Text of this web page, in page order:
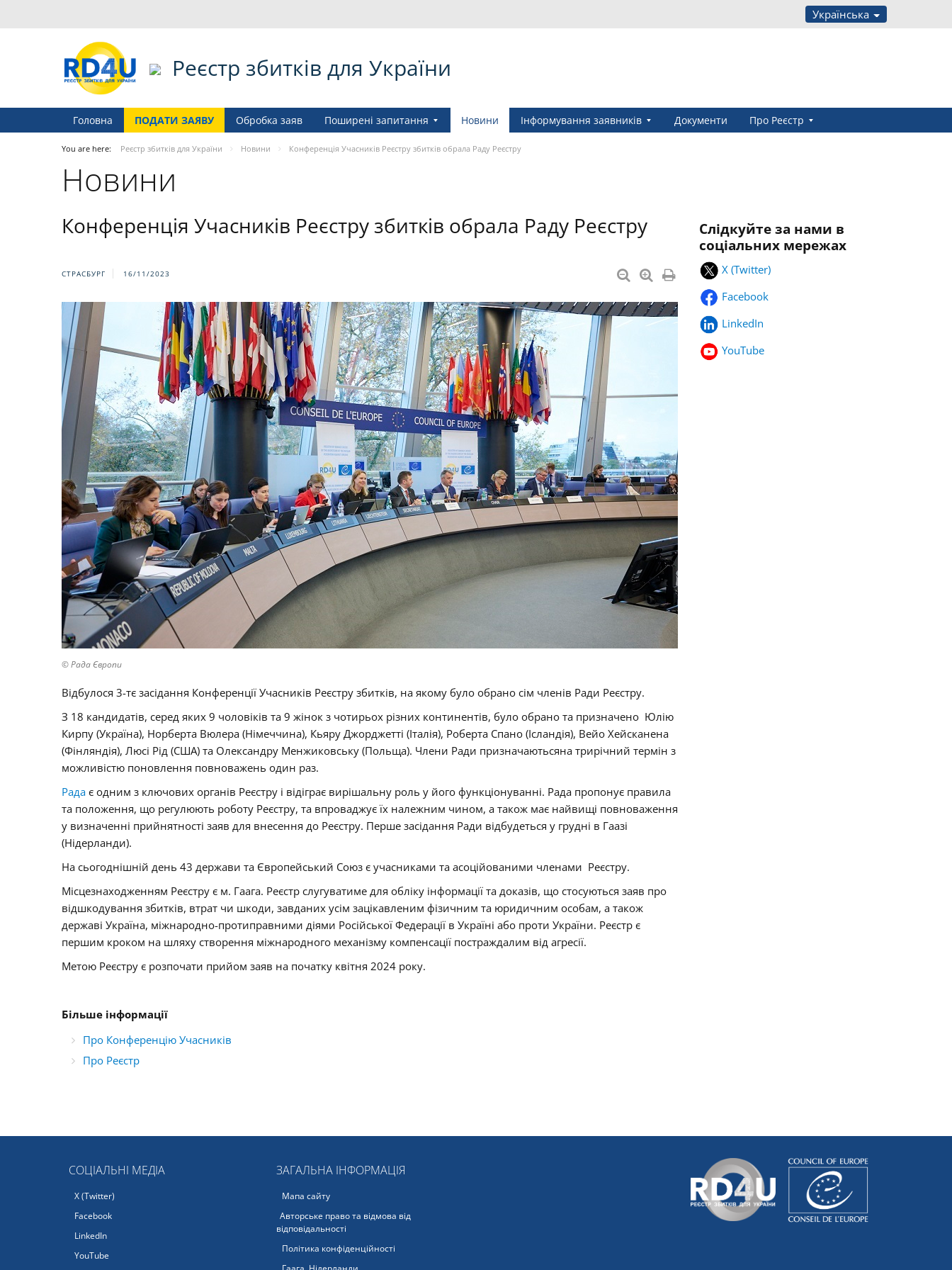
Українська
Реєстр збитків для України
Головна ПОДАТИ ЗАЯВУ Обробка заяв Поширені запитання Новини Інформування заявників Документи Про Реєстр
You are here: Реєстр збитків для України Новини Конференція Учасників Реєстру збитків обрала Раду Реєстру
Новини
Конференція Учасників Реєстру збитків обрала Раду Реєстру
СТРАСБУРГ 16/11/2023
© Рада Європи
Відбулося 3-тє засідання Конференції Учасників Реєстру збитків, на якому було обрано сім членів Ради Реєстру.
З 18 кандидатів, серед яких 9 чоловіків та 9 жінок з чотирьох різних континентів, було обрано та призначено Юлію
Кирпу (Україна), Норберта Вюлера (Німеччина), Кьяру Джорджетті (Італія), Роберта Спано (Ісландія), Вейо Хейсканена
(Фінляндія), Люсі Рід (США) та Олександру Менжиковську (Польща). Члени Ради призначаютьсяна трирічний термін з
можливістю поновлення повноважень один раз.
Рада є одним з ключових органів Реєстру і відіграє вирішальну роль у його функціонуванні. Рада пропонує правила
та положення, що регулюють роботу Реєстру, та впроваджує їх належним чином, а також має найвищі повноваження
у визначенні прийнятності заяв для внесення до Реєстру. Перше засідання Ради відбудеться у грудні в Гаазі
(Нідерланди).
На сьогоднішній день 43 держави та Європейський Союз є учасниками та асоційованими членами Реєстру.
Місцезнаходженням Реєстру є м. Гаага. Реєстр слугуватиме для обліку інформації та доказів, що стосуються заяв про
відшкодування збитків, втрат чи шкоди, завданих усім зацікавленим фізичним та юридичним особам, а також
державі Україна, міжнародно-протиправними діями Російської Федерації в Україні або проти України. Реєстр є
першим кроком на шляху створення міжнародного механізму компенсації постраждалим від агресії.
Метою Реєстру є розпочати прийом заяв на початку квітня 2024 року.
Більше інформації
Про Конференцію Учасників
Про Реєстр
Слідкуйте за нами в
соціальних мережах
X (Twitter)
Facebook
LinkedIn
YouTube
СОЦІАЛЬНІ МЕДІА
X (Twitter)
Facebook
LinkedIn
YouTube
ЗАГАЛЬНА ІНФОРМАЦІЯ
Мапа сайту
Авторське право та відмова від
відповідальності
Політика конфіденційності